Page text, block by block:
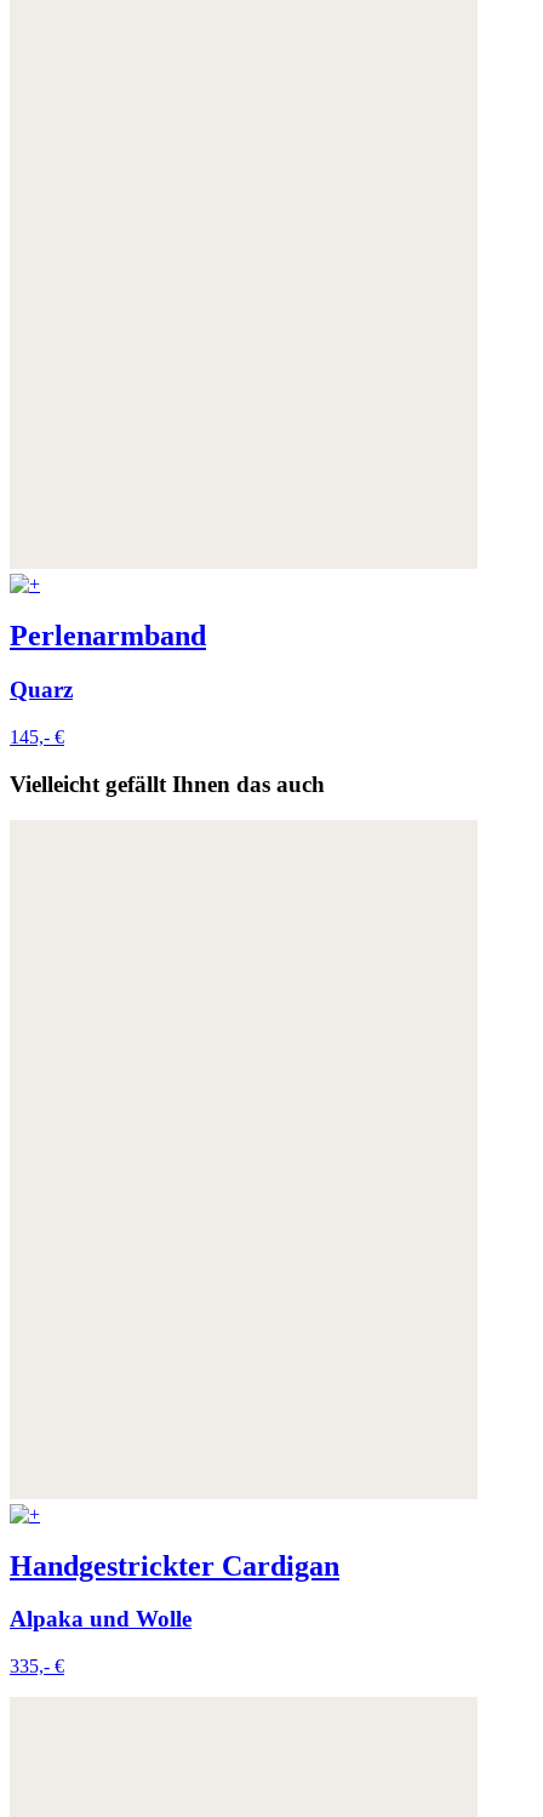
Perlenarmband
Quarz
145,- €
Vielleicht gefällt Ihnen das auch
Handgestrickter Cardigan
Alpaka und Wolle
335,- €